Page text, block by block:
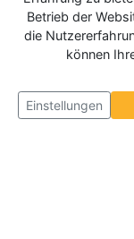
Betrieb der
die
können
Einstellungen